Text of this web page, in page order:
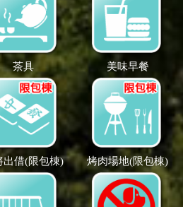
茶具 美味早餐
出借(限包棟) 烤肉場地(限包棟)